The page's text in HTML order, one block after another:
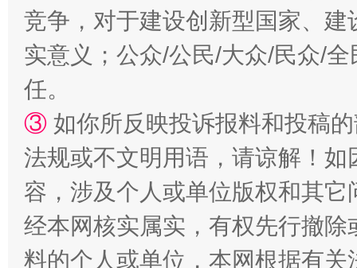
竞争，对于建设创新型国家、
实意义；公众/公民/大众/民众/
任。
③ 如你所反映投诉报料和投稿
法规或不文明用语，请谅解！
容，涉及个人或单位版权和其它
经本网核实属实，有权先行撤
料的个人或单位，本网根据有